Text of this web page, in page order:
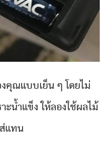
คุณแบบเย็น ๆ โดยไม่
ะน้ำแข็ง ให้ลองใช้ผลไม้
แทน